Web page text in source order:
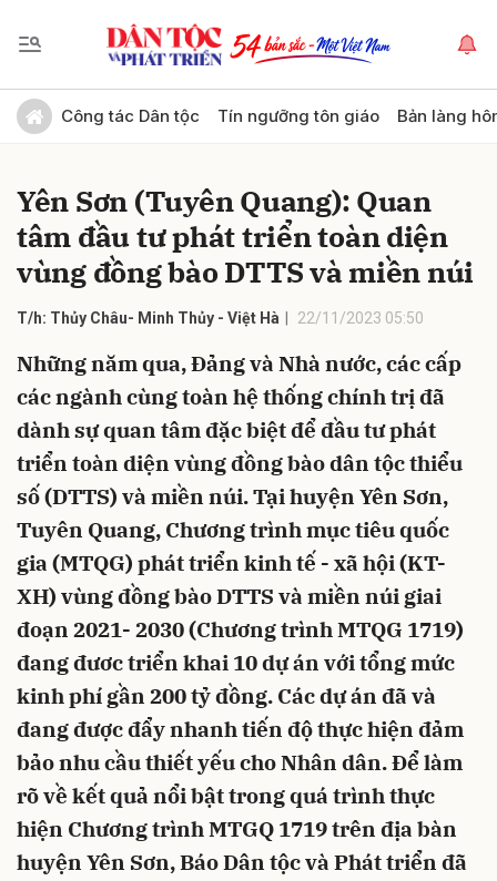
Công tác Dân tộc Tín ngưỡng tôn giáo Bản làng
Yên Sơn (Tuyên Quang): Quan
tâm đầu tư phát triển toàn diện
vùng đồng bào DTTS và miền núi
T/h: Thủy Châu- Minh Thủy - Việt Hà 22/11/2023 05:50
Những năm qua, Đảng và Nhà nước, các cấp
các ngành cùng toàn hệ thống chính trị đã
dành sự quan tâm đặc biệt để đầu tư phát
triển toàn diện vùng đồng bào dân tộc thiểu
số (DTTS) và miền núi. Tại huyện Yên Sơn,
Tuyên Quang, Chương trình mục tiêu quốc
gia (MTQG) phát triển kinh tế - xã hội (KT-
XH) vùng đồng bào DTTS và miền núi giai
đoạn 2021- 2030 (Chương trình MTQG 1719)
đang đươc triển khai 10 dự án với tổng mức
kinh phí gần 200 tỷ đồng. Các dự án đã và
đang được đẩy nhanh tiến độ thực hiện đảm
bảo nhu cầu thiết yếu cho Nhân dân. Để làm
rõ về kết quả nổi bật trong quá trình thực
hiện Chương trình MTGQ 1719 trên địa bàn
huyện Yên Sơn, Báo Dân tộc và Phát triển đã
Gửi bình luận